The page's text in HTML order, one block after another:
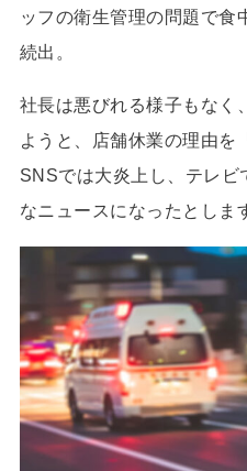
ッフの衛生管理の問題で食
続出。
社長は悪びれる様子もなく
ようと、店舗休業の理由を
SNSでは大炎上し、テレビ
なニュースになったとしま